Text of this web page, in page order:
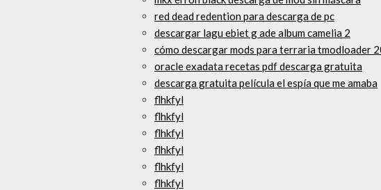
red dead redention para descarga de pc
descargar lagu ebiet g ade album camelia 2
cómo descargar mods para terraria tmodloader
oracle exadata recetas pdf descarga gratuita
descarga gratuita película el espía que me amaba
flhkfyl
flhkfyl
flhkfyl
flhkfyl
flhkfyl
flhkfyl